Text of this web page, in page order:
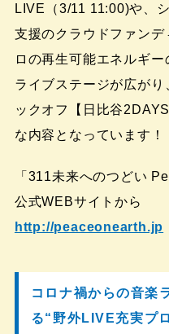
LIVE（3/11 11:00)や、
支援のクラウドファン
ロの再生可能エネルギ
ライブステージが広が
ックオフ【日比谷
な内容となっています！
「311未来へのつどい
公式WEBサイトから
http://peaceonearth.jp
コロナ禍からの音楽
る“野外LIVE充実プ